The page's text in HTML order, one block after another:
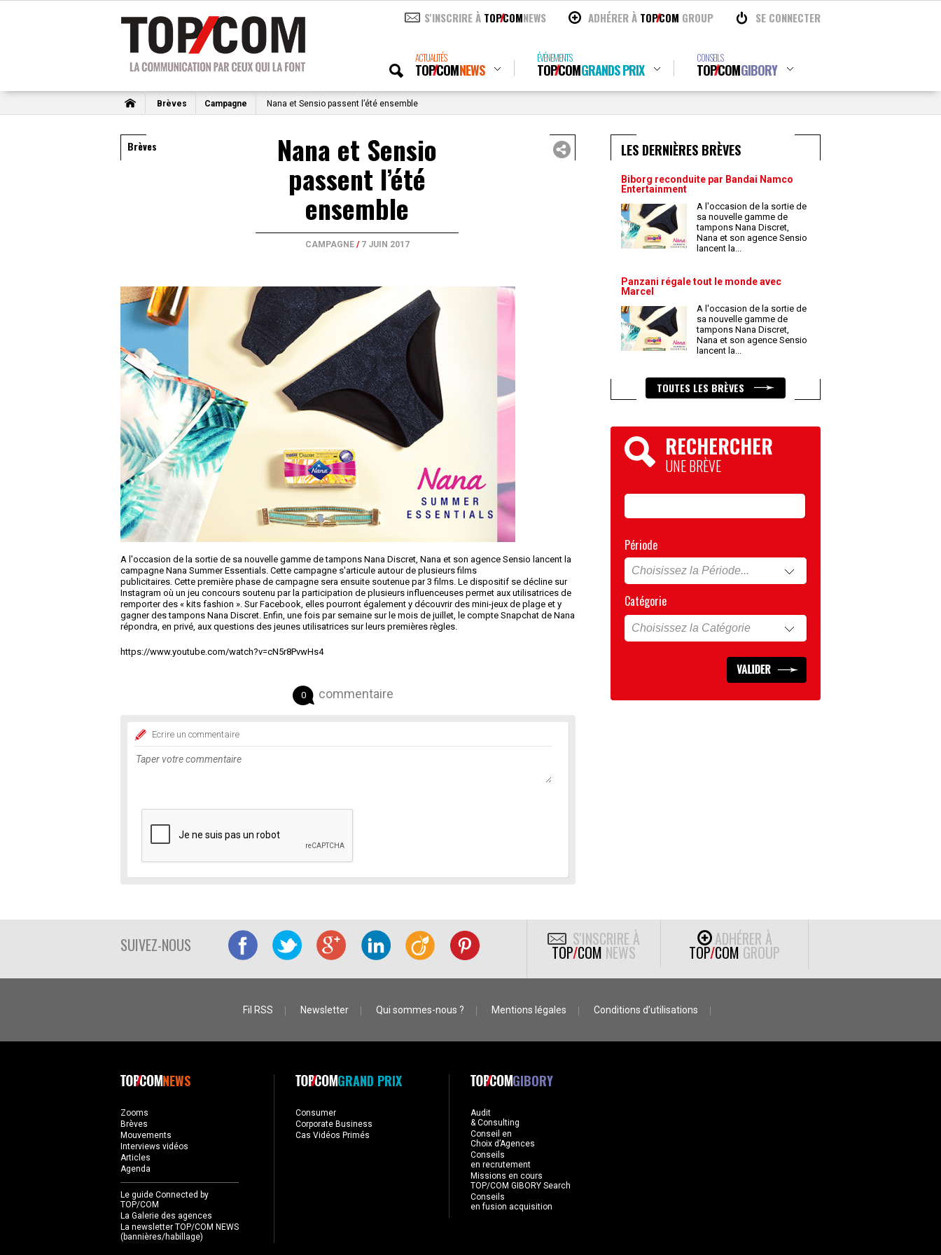
S'INSCRIRE À TOPCOMNEWS ADHÉRER À TOPCOM GROUP SE CONNECTER
ACTUALITÉS
TOPCOMNEWS
ÉVÉNEMENTS
TOPCOMGRANDS PRIX
CONSEILS
TOPCOMGIBORY
Brèves Campagne Nana et Sensio passent l’été ensemble
Brèves Nana et Sensio
passent l’été
ensemble
CAMPAGNE/ 7 JUIN 2017
A l'occasion de la sortie de sa nouvelle gamme de tampons Nana Discret, Nana et son agence Sensio lancent la
campagne Nana Summer Essentials. Cette campagne s'articule autour de plusieurs films
publicitaires. Cette première phase de campagne sera ensuite soutenue par 3 films. Le dispositif se décline sur
Instagram où un jeu concours soutenu par la participation de plusieurs influenceuses permet aux utilisatrices de
remporter des « kits fashion ». Sur Facebook, elles pourront également y découvrir des mini-jeux de plage et y
gagner des tampons Nana Discret. Enfin, une fois par semaine sur le mois de juillet, le compte Snapchat de Nana
répondra, en privé, aux questions des jeunes utilisatrices sur leurs premières règles.
https://www.youtube.com/watch?v=cN5r8PvwHs4
0 commentaire
Ecrire un commentaire
LES DERNIÈRES BRÈVES
Biborg reconduite par Bandai Namco
Entertainment
A l'occasion de la sortie de
sa nouvelle gamme de
tampons Nana Discret,
Nana et son agence Sensio
lancent la...
Panzani régale tout le monde avec
Marcel
A l'occasion de la sortie de
sa nouvelle gamme de
tampons Nana Discret,
Nana et son agence Sensio
lancent la...
TOUTES LES BRÈVES
RECHERCHER
UNE BRÈVE
Période
Catégorie
SUIVEZ-NOUS S'INSCRIRE À
TOP/COM NEWS
ADHÉRER À
TOP/COM GROUP
Fil RSS Newsletter Qui sommes-nous ? Mentions légales Conditions d’utilisations
NEWS
Zooms
Brèves
Mouvements
Interviews vidéos
Articles
Agenda
Le guide Connected by
TOP/COM
La Galerie des agences
La newsletter TOP/COM NEWS
(bannières/habillage)
GRAND PRIX
Consumer
Corporate Business
Cas Vidéos Primés
GIBORY
Audit
& Consulting
Conseil en
Choix d’Agences
Conseils
en recrutement
Missions en cours
TOP/COM GIBORY Search
Conseils
en fusion acquisition